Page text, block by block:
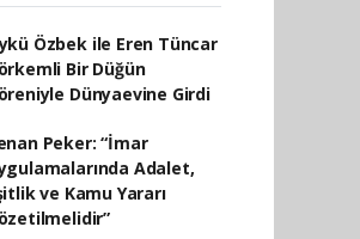
Özbek ile Eren Tüncar
Bir Düğün
Dünyaevine Girdi
Peker: “İmar
Adalet,
ve Kamu Yararı